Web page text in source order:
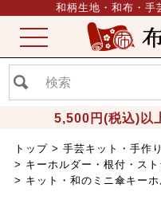
和柄生地・和布・手
5,500円(税込)以
ME
NU
トップ
手芸キット・手作
キーホルダー・根付・ス
キット・和のミニ傘キーホ